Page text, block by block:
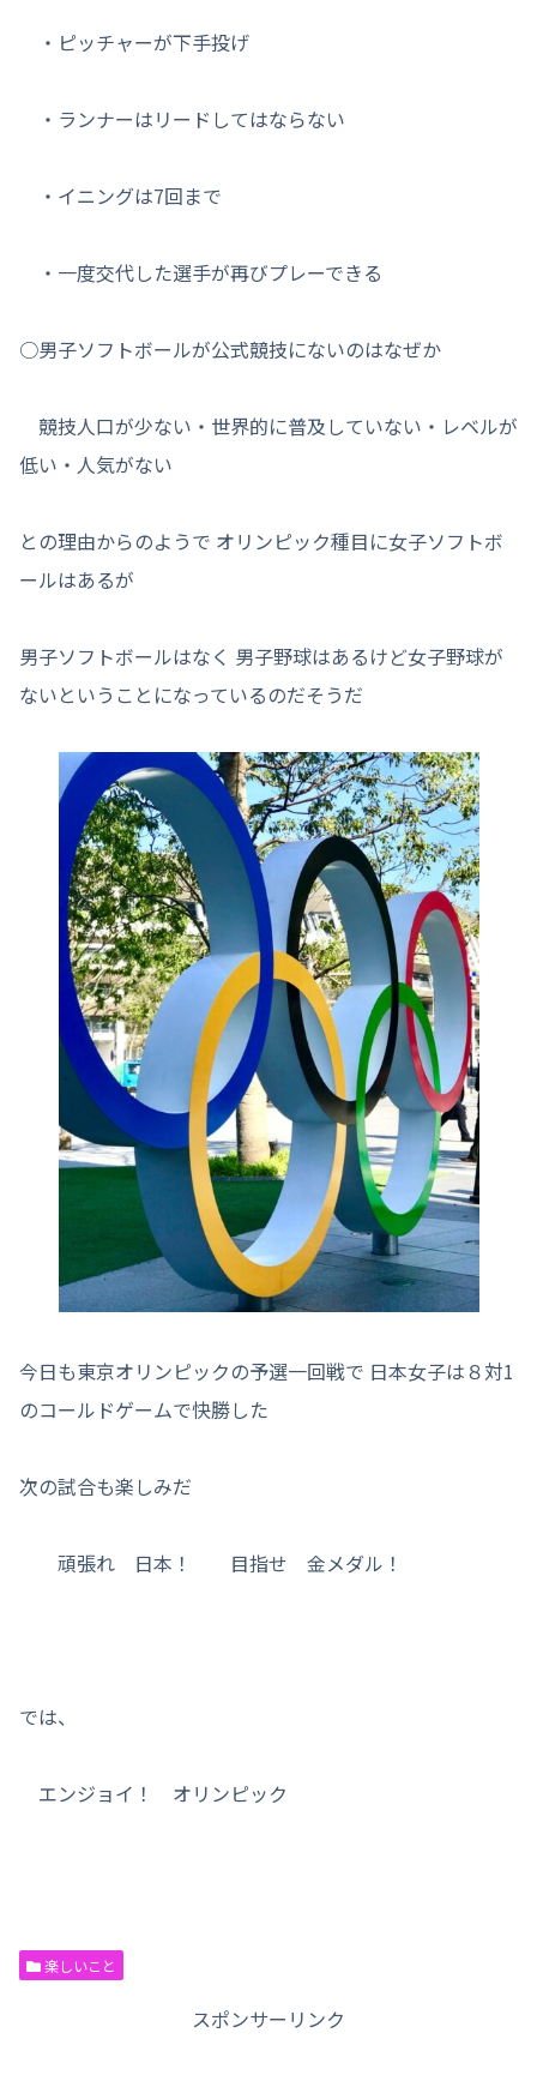
・ピッチャーが下手投げ
・ランナーはリードしてはならない
・イニングは7回まで
・一度交代した選手が再びプレーできる
○男子ソフトボールが公式競技にないのはなぜか
競技人口が少ない・世界的に普及していない・レベルが
低い・人気がない
との理由からのようで オリンピック種目に女子ソフトボ
ールはあるが
男子ソフトボールはなく 男子野球はあるけど女子野球が
ないということになっているのだそうだ
今日も東京オリンピックの予選一回戦で 日本女子は８対1
のコールドゲームで快勝した
次の試合も楽しみだ
頑張れ 日本！ 目指せ 金メダル！
では、
エンジョイ！ オリンピック
楽しいこと
スポンサーリンク